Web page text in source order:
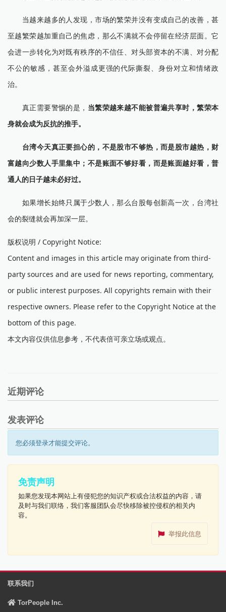
当越来越多的人发现，市场的繁荣并没有变成自己的改善，甚
至越繁荣越加重自己的焦虑，那么不满就不会停留在经济层面。它
会进一步转化为对既有秩序的不信任、对头部资本的不满、对分配
不公的敏感，甚至会外溢成更强的代际撕裂、身份对立和情绪政
治。
真正需要警惕的是， 当繁荣越来越不能被普遍共享时，繁荣本
身就会成为反抗的推手。
台湾今天真正要担心的，不是股市不够热，而是股市越热，财
富越向少数人手里集中；不是账面不够好看，而是账面越好看，普
通人的日子越未必好过。
如果增长始终只属于少数人，那么台股每创新高一次，台湾社
会的裂缝就会再加深一层。
版权说明 / Copyright Notice:
Content and images in this article may originate from third-
party sources and are used for news reporting, commentary,
or public interest purposes. All copyrights remain with their
respective owners. Please refer to the Copyright Notice at the
bottom of this page.
本文内容仅供信息参考，不代表倍可亲立场或观点。
近期评论
发表评论
您必须登录才能提交评论。
免责声明
如果您发现本网站上有侵犯您的知识产权或合法权益的内容，请
及时与我们联络，我们客服团队会尽快移除被控侵权的相关内
容。
举报此信息
联系我们
TorPeople Inc.